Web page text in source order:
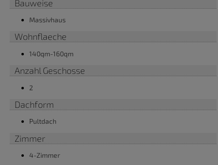
Bauweise
Massivhaus
Wohnflaeche
140qm-160qm
Anzahl Geschosse
2
Dachform
Pultdach
Zimmer
4-Zimmer